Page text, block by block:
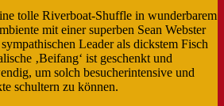
tolle Riverboat-Shuffle in wunderbarem
mit einer superben Sean Webster
Leader als dickstem Fisch
‚Beifang‘ ist geschenkt und
um solch besucherintensive und
schultern zu können.